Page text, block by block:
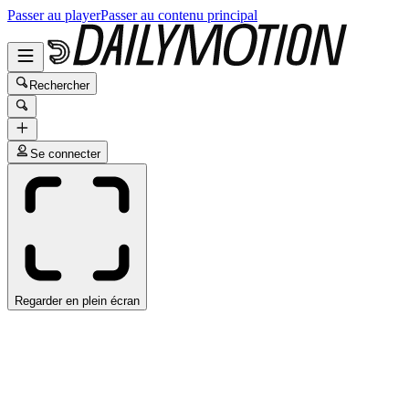
Passer au playerPasser au contenu principal
Rechercher
Se connecter
Regarder en plein écran